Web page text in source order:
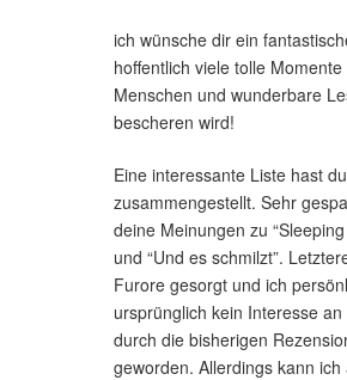
ich wünsche dir ein
hoffentlich viele tolle
Menschen und wunderbare
bescheren wird!
Eine interessante Liste hast
zusammengestellt. Sehr
deine Meinungen zu “Sleeping
und “Und es schmilzt”.
Furore gesorgt und ich
ursprünglich kein Interesse
durch die bisherigen
geworden. Allerdings kann